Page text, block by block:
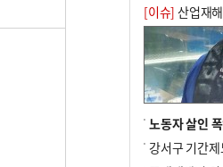
[이슈] 산업재해